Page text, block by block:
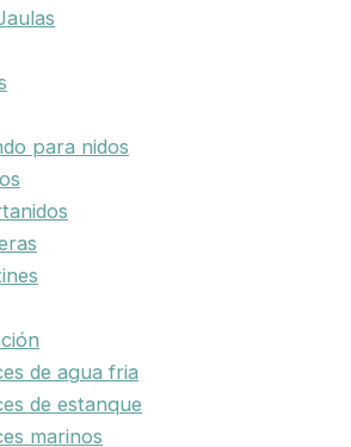
para nidos
de agua fria
de estanque
marinos